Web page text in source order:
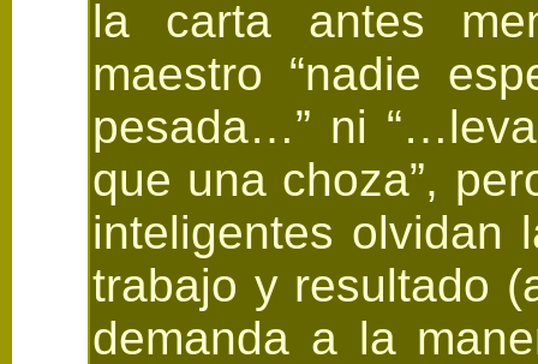
la carta antes
maestro “nadie
pesada…” ni
que una choza”,
inteligentes olvidan
trabajo y resultado
demanda a la